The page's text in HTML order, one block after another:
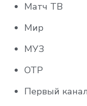
ТВ3
ТНТ
Мульт HD
Матч ТВ
Мир
МУЗ
ОТР
Первый